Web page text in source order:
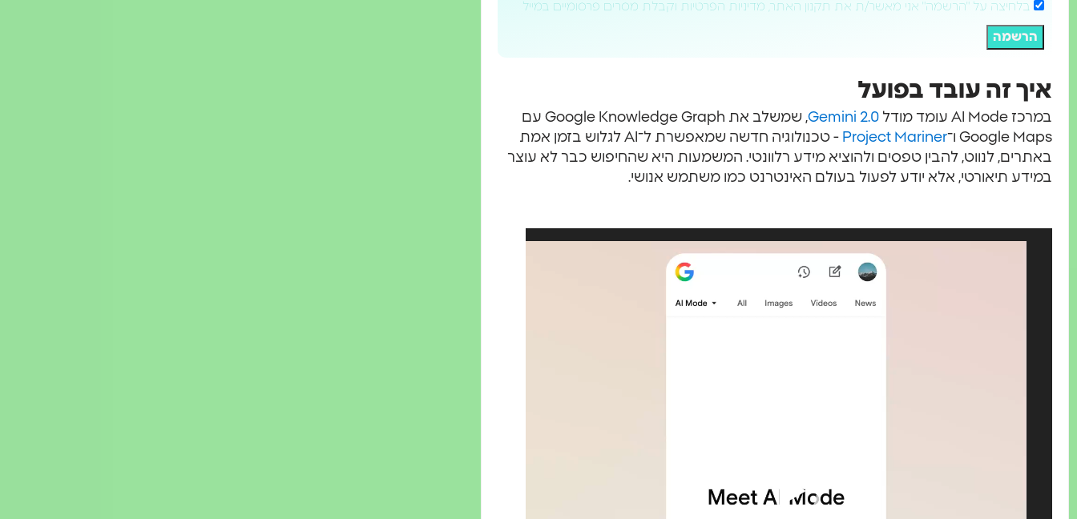
בלחיצה על "הרשמה" אני מאשר/ת את תקנון האתר, מדיניות הפרטיות וקבלת מסרים פרסומיים במייל
הרשמה
איך זה עובד בפועל
במרכז AI Mode עומד מודל Gemini 2.0
, שמשלב את Google Knowledge Graph עם
Google Maps ו־
Project Mariner
- טכנולוגיה חדשה שמאפשרת ל־AI לגלוש בזמן אמת
באתרים, לנווט, להבין טפסים ולהוציא מידע רלוונטי. המשמעות היא שהחיפוש כבר לא עוצר
במידע תיאורטי, אלא יודע לפעול בעולם האינטרנט כמו משתמש אנושי.